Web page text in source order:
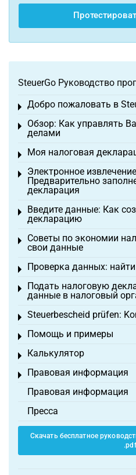
SteuerGo Руководство
Добро пожаловать в
Toggle menu
Обзор: Как управлять
делами
Toggle menu
Моя налоговая
Toggle menu
Электронное
Предварительно
декларация
Toggle menu
Введите данные: Как
декларацию
Toggle menu
Советы по экономии
свои данные
Toggle menu
Проверка данных:
Toggle menu
Подать налоговую
данные в налоговый
Toggle menu
Steuerbescheid prüfen:
Toggle menu
Помощь и примеры
Toggle menu
Калькулятор
Toggle menu
Правовая информация
Toggle menu
Правовая информация
Пресса
Скачать бесплатное
.pdf